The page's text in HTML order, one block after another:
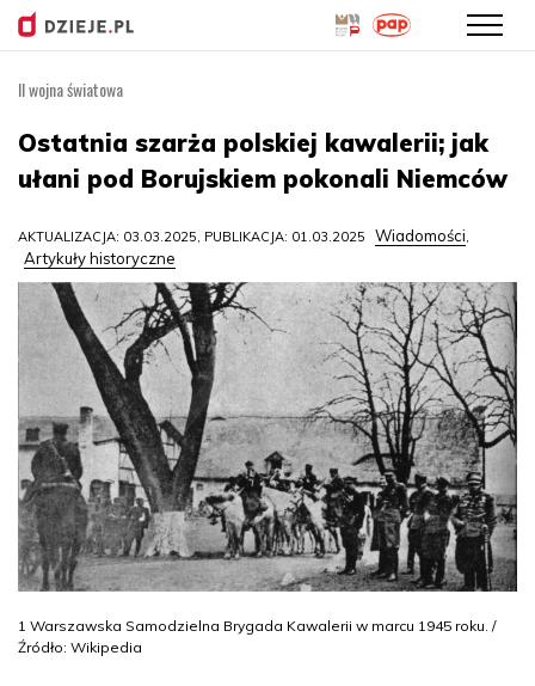
treści
II wojna światowa
Ostatnia szarża polskiej kawalerii; jak
ułani pod Borujskiem pokonali Niemców
AKTUALIZACJA: 03.03.2025, PUBLIKACJA: 01.03.2025 Wiadomości,
Artykuły historyczne
1 Warszawska Samodzielna Brygada Kawalerii w marcu 1945 roku. /
Źródło: Wikipedia